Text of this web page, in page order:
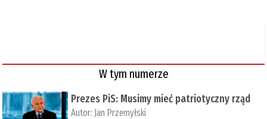
W tym numerze
Prezes PiS: Musimy mieć patriotyczny rząd
Autor: Jan Przemyłski